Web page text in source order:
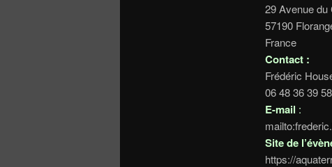
29 Avenue du
57190
France
Contact :
Frédéric
06 48 36 39 58
E-mail :
Site de
https://